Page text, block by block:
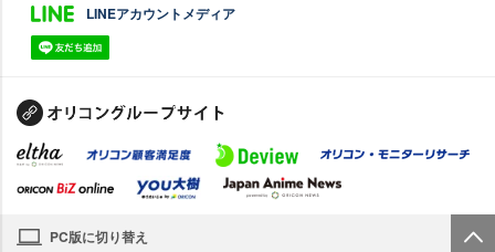
LINEアカウントメディア
PC版に切り替え